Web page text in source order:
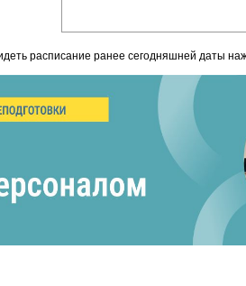
расписание ранее сегодняшней даты